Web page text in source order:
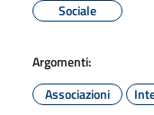
Sociale
Argomenti:
Associazioni